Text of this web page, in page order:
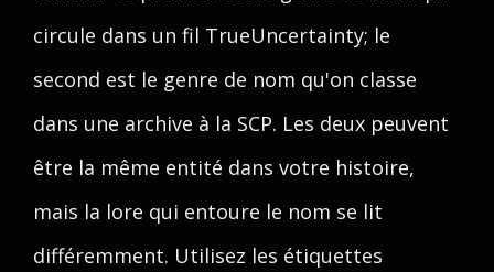
circule dans un fil TrueUncertainty; le
second est le genre de nom qu'on classe
dans une archive à la SCP. Les deux peuvent
être la même entité dans votre histoire,
mais la lore qui entoure le nom se lit
différemment. Utilisez les étiquettes